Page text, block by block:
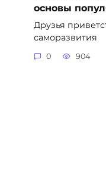
основы
Друзья
саморазвития
0 904